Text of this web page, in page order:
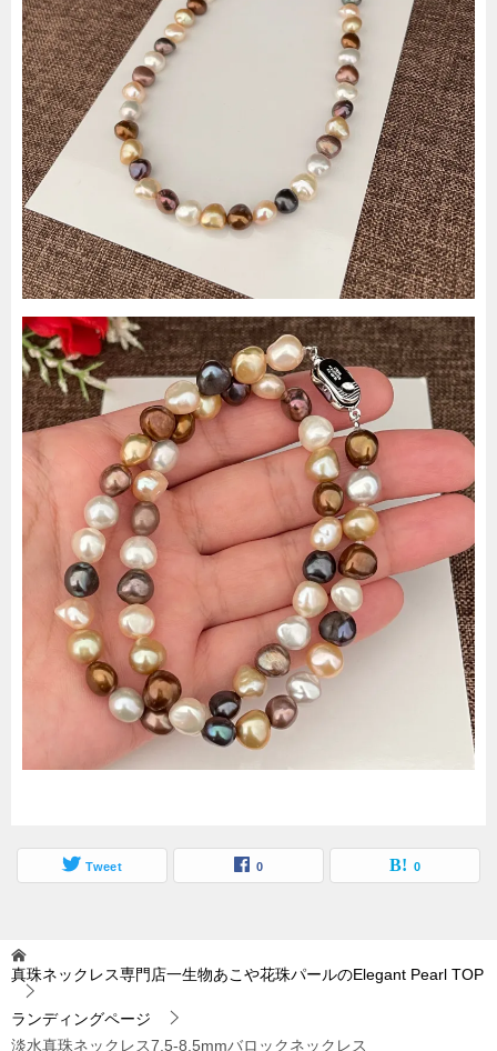
Tweet 0 0
真珠ネックレス専門店一生物あこや花珠パールのElegant Pearl TOP
ランディングページ
淡水真珠ネックレス7.5-8.5mmバロックネックレス